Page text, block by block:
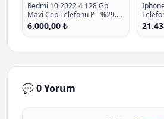
Redmi 10 2022 4 128 Gb
Mavi Cep Telefonu P - %29.4
İndirim
6.000,00 ₺
Apple
💬 0 Yorum